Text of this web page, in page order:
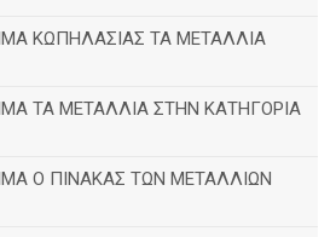
ΚΩΠΗΛΑΣΙΑΣ ΤΑ ΜΕΤΑΛΛΙΑ
ΤΑ ΜΕΤΑΛΛΙΑ ΣΤΗΝ ΚΑΤΗΓΟΡΙΑ
Ο ΠΙΝΑΚΑΣ ΤΩΝ ΜΕΤΑΛΛΙΩΝ